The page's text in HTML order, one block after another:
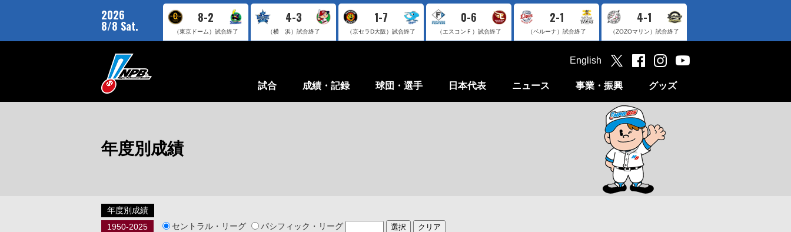
2026
8/8 Sat.
8-2
（東京ドーム） 試合終了
4-3
（横 浜） 試合終了
1-7
（京セラD大阪） 試合終了
0-6
（エスコンＦ） 試合終了
2-1
（ベルーナ） 試合終了
4-1
（ZOZOマリン） 試合終了
試合 成績・記録 球団・選手 日本代表 ニュース 事業・振興 グッズ
English
年度別成績
年度別成績
1950-2025
セントラル・リーグ
パシフィック・リーグ